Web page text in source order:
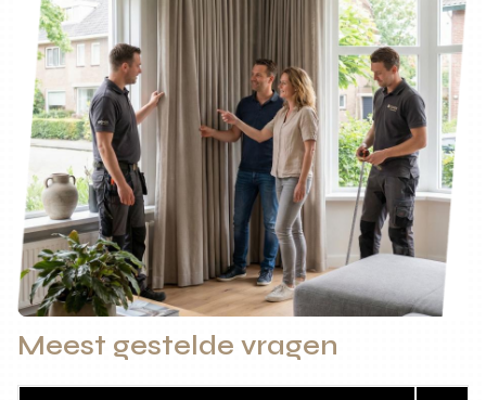
Meest gestelde vragen